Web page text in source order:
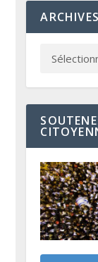
ARCHIVES